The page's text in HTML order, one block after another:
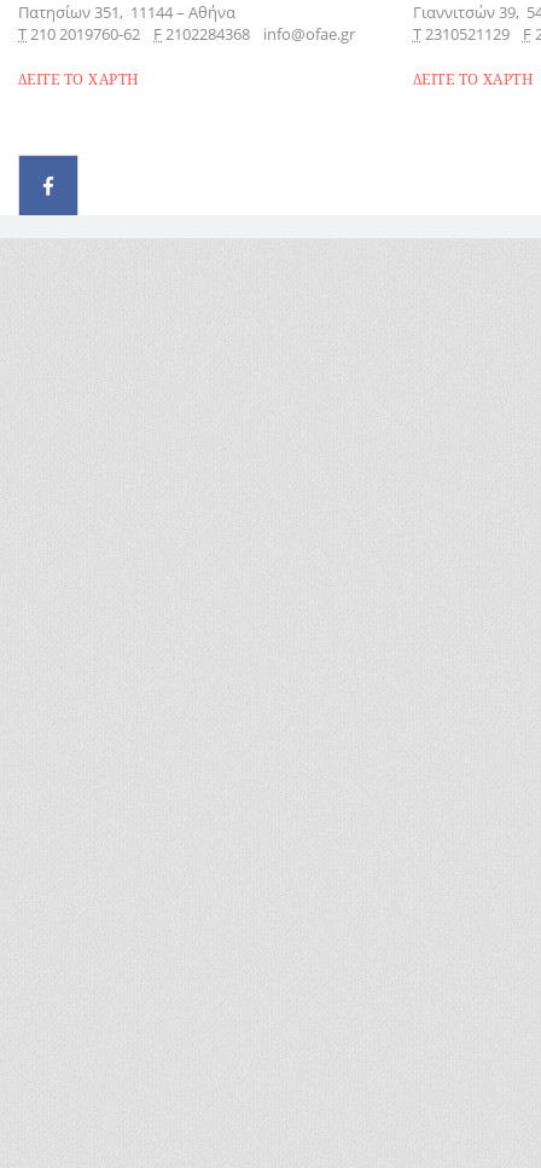
Πατησίων 351, 11144– Αθήνα
Τ210 2019760-62 F2102284368 info@ofae.gr
ΔΕΙΤΕ ΤΟ ΧΑΡΤΗ
Γιαννιτσών 39,
Τ2310521129 F
ΔΕΙΤΕ ΤΟ ΧΑΡΤΗ